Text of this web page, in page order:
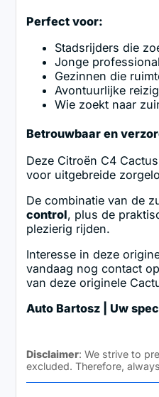
Perfect voor:
Stadsrijders die
Jonge
Gezinnen die
Avontuurlijke
Wie zoekt naar
Betrouwbaar en
Deze Citroën C4
voor uitgebreide
De combinatie van de
control, plus de
plezierig rijden.
Interesse in deze
vandaag nog contact
van deze originele
Auto Bartosz | Uw
Disclaimer: We strive to
excluded. Therefore,